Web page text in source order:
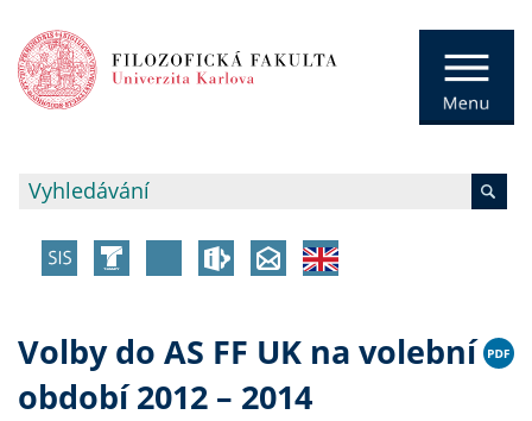
Volby do AS FF UK na volební
období 2012 – 2014